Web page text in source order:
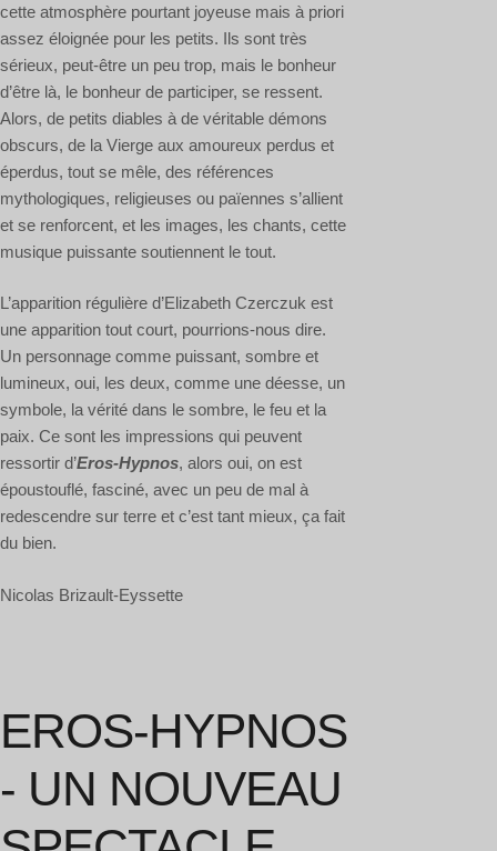
cette atmosphère pourtant joyeuse mais à priori
assez éloignée pour les petits. Ils sont très
sérieux, peut-être un peu trop, mais le bonheur
d’être là, le bonheur de participer, se ressent.
Alors, de petits diables à de véritable démons
obscurs, de la Vierge aux amoureux perdus et
éperdus, tout se mêle, des références
mythologiques, religieuses ou païennes s’allient
et se renforcent, et les images, les chants, cette
musique puissante soutiennent le tout.
L’apparition régulière d’Elizabeth Czerczuk est
une apparition tout court, pourrions-nous dire.
Un personnage comme puissant, sombre et
lumineux, oui, les deux, comme une déesse, un
symbole, la vérité dans le sombre, le feu et la
paix. Ce sont les impressions qui peuvent
ressortir d’Eros-Hypnos, alors oui, on est
époustouflé, fasciné, avec un peu de mal à
redescendre sur terre et c’est tant mieux, ça fait
du bien.
Nicolas Brizault-Eyssette
EROS-HYPNOS
- UN NOUVEAU